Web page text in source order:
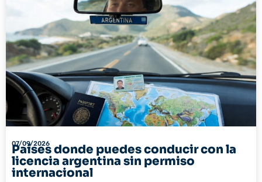
07/09/2026
Países donde puedes conducir con la
licencia argentina sin permiso
internacional